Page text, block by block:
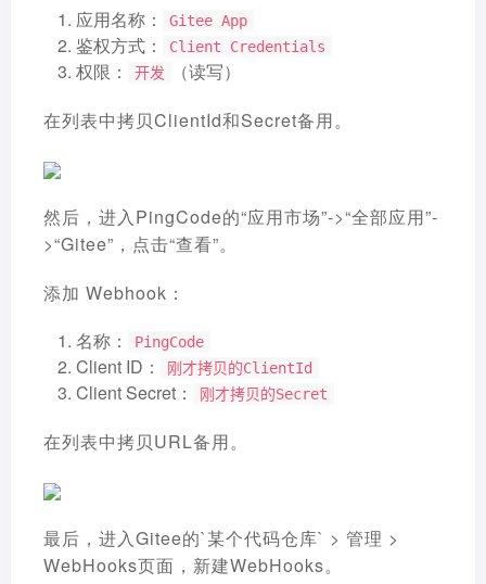
应用名称：
Gitee App
鉴权方式： Client Credentials
权限： 开发
（读写）
在列表中拷贝ClientId和Secret备用。
然后，进入PingCode的“应用市场”->“全部应用”-
>“Gitee”，点击“查看”。
添加 Webhook：
名称：
PingCode
Client ID： 刚才拷贝的ClientId
Client Secret： 刚才拷贝的Secret
在列表中拷贝URL备用。
最后，进入Gitee的`某个代码仓库` > 管理 >
WebHooks页面，新建WebHooks。